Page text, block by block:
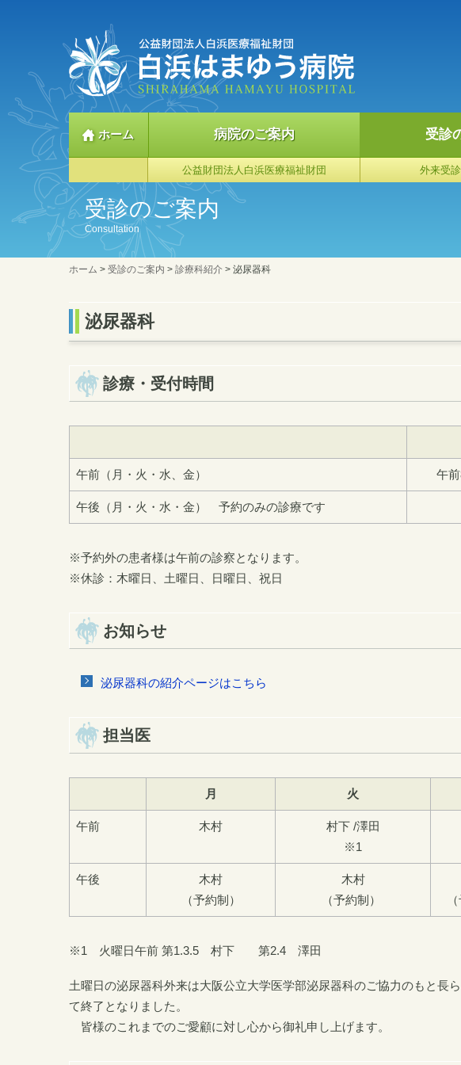
ッ
ホーム 病院のご案内 受診
公益財団法人白浜医療福祉財団 外来受
受診のご案内
Consultation
ホーム > 受診のご案内 > 診療科紹介 > 泌尿器科
泌尿器科
診療・受付時間
午前（月・火・水、金） 午
午後（月・火・水・金） 予約のみの診療です
※予約外の患者様は午前の診察となります。
※休診：木曜日、土曜日、日曜日、祝日
お知らせ
泌尿器科の紹介ページはこちら
担当医
月 火
午前 木村
村下 /澤田
※1
午後
木村
（予約制）
木村
（予約制）
※1 火曜日午前 第1.3.5 村下 第2.4 澤田
土曜日の泌尿器科外来は大阪公立大学医学部泌尿器科のご協力のもと長
て終了となりました。
皆様のこれまでのご愛顧に対し心から御礼申し上げます。